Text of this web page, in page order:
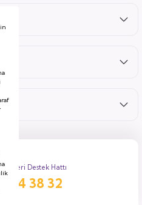
Müşteri Destek Hattı
444 38 32